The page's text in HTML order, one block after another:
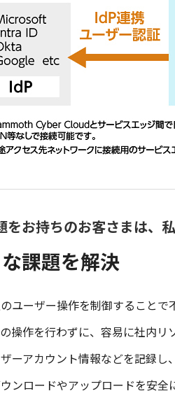
をお持ちのお客さまは、
課題を解決
ユーザー操作を制御すること
操作を行わずに、容易に社内リ
ーアカウント情報などを記録し
ンロードやアップロードを安全